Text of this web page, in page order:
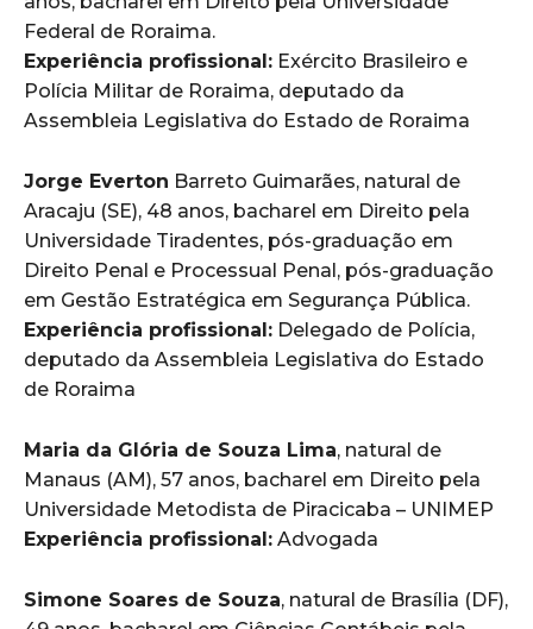
Federal de Roraima.
Experiência profissional: Exército Brasileiro e
Polícia Militar de Roraima, deputado da
Assembleia Legislativa do Estado de Roraima
Jorge Everton Barreto Guimarães, natural de
Aracaju (SE), 48 anos, bacharel em Direito pela
Universidade Tiradentes, pós-graduação em
Direito Penal e Processual Penal, pós-graduação
em Gestão Estratégica em Segurança Pública.
Experiência profissional: Delegado de Polícia,
deputado da Assembleia Legislativa do Estado
de Roraima
Maria da Glória de Souza Lima, natural de
Manaus (AM), 57 anos, bacharel em Direito pela
Universidade Metodista de Piracicaba – UNIMEP
Experiência profissional: Advogada
Simone Soares de Souza, natural de Brasília (DF),